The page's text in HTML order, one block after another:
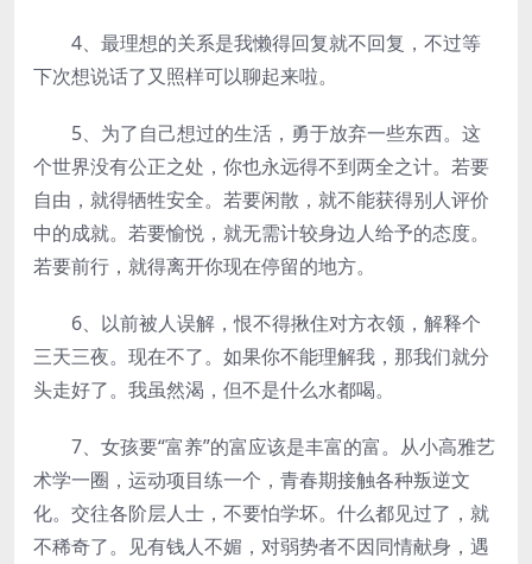
4、最理想的关系是我懒得回复就不回复，不过等
下次想说话了又照样可以聊起来啦。
5、为了自己想过的生活，勇于放弃一些东西。这
个世界没有公正之处，你也永远得不到两全之计。若要
自由，就得牺牲安全。若要闲散，就不能获得别人评价
中的成就。若要愉悦，就无需计较身边人给予的态度。
若要前行，就得离开你现在停留的地方。
6、以前被人误解，恨不得揪住对方衣领，解释个
三天三夜。现在不了。如果你不能理解我，那我们就分
头走好了。我虽然渴，但不是什么水都喝。
7、女孩要“富养”的富应该是丰富的富。从小高雅艺
术学一圈，运动项目练一个，青春期接触各种叛逆文
化。交往各阶层人士，不要怕学坏。什么都见过了，就
不稀奇了。见有钱人不媚，对弱势者不因同情献身，遇